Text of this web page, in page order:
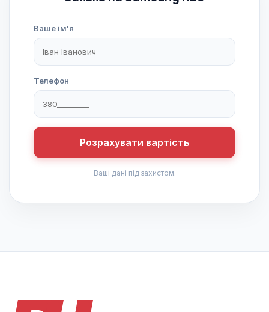
Ваше ім'я
Телефон
Розрахувати вартість
Ваші дані під захистом.